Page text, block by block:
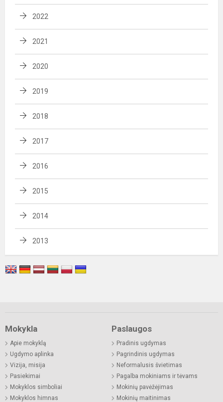
2022
2021
2020
2019
2018
2017
2016
2015
2014
2013
Mokykla
Apie mokyklą
Ugdymo aplinka
Vizija, misija
Pasiekimai
Mokyklos simboliai
Mokyklos himnas
Paslaugos
Pradinis ugdymas
Pagrindinis ugdymas
Neformalusis švietimas
Pagalba mokiniams ir tėvams
Mokinių pavėžėjimas
Mokinių maitinimas